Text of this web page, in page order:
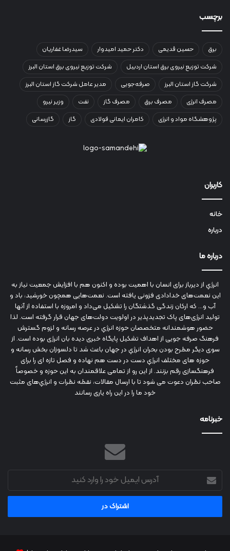
برچسب
برق حسین قدیمی دکتر حمید امیدوار
سیدرضا غفاریان
شرکت توزیع نیروی برق استان اردبیل
شرکت توزیع نیروی برق استان البرز
شرکت گاز استان البرز
صرفه‌جویی
مدیر عامل شرکت گاز استان البرز
مصرف انرژی
مصرف برق مصرف گاز نفت
وزیر نیرو
پژوهشگاه مواد و انرژی
کامران ایمانی فولادی گاز گازرسانی
کاربران
خانه
درباره
درباره ما
انرژي‌ از دیرباز برای انسان با اهمیت بوده و اکنون هم با افزایش جمعیت نیاز به
این نعمت‌های خدادادی فزونی یافته است. نعمت‌هایی همچون خورشید، باد و
آب و... که ارکان زندگی گذشتگان را تشکیل می‌داد و امروزه با استفاده از آنها
تولید انرژی‌های پاک تجدیدپذیر در اولویت دولت‌های جهان قرار گرفته است. لذا
حضور هوشمندانه متخصصان حوزه انرژي در عرصه رسانه و لزوم گسترش
فرهنگ صرفه جویی از اهداف تشکیل پایگاه خبری دیده بان انرژی بوده است. از
سوی دیگر مطرح بودن بحران انرژي در جهان باعث شد تا دلسوزان بخش رسانه و
حوزه های مختلف انرژي دست در دست هم نهاده و فصل تازه ای را برای
فرهنگسازی رقم بزنند. از این رو از تمامی علاقمندان به این حوزه و خصوصاً
صاحب نظران دعوت می شود تا با ارسال مقالات، نقطه نظرات و انرژي‌های مثبت
خود ما را در این راه یاری رسانند
خبرنامه
آدرس
ایمیل
خود
وارد